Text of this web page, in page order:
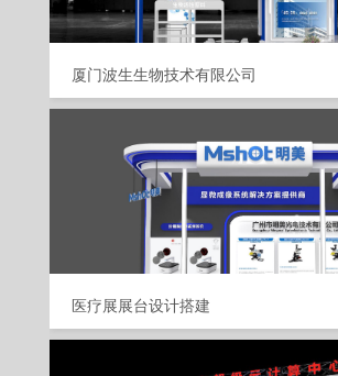
厦门波生生物技术有限公司
医疗展展台设计搭建